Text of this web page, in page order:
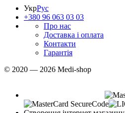
УкрРус
+380 96 063 03 03
Про нас
Доставка і оплата
Контакти
Гарантія
© 2020 — 2026 Medi-shop